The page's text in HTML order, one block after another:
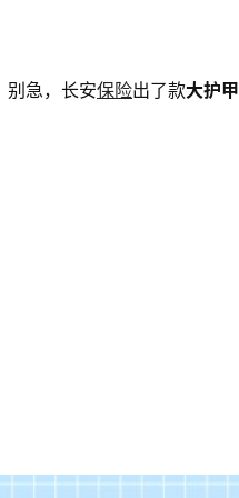
别急，长安保险出了款大护甲